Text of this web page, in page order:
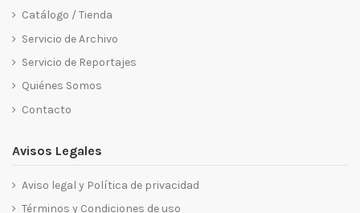
Catálogo / Tienda
Servicio de Archivo
Servicio de Reportajes
Quiénes Somos
Contacto
Avisos Legales
Aviso legal y Política de privacidad
Términos y Condiciones de uso